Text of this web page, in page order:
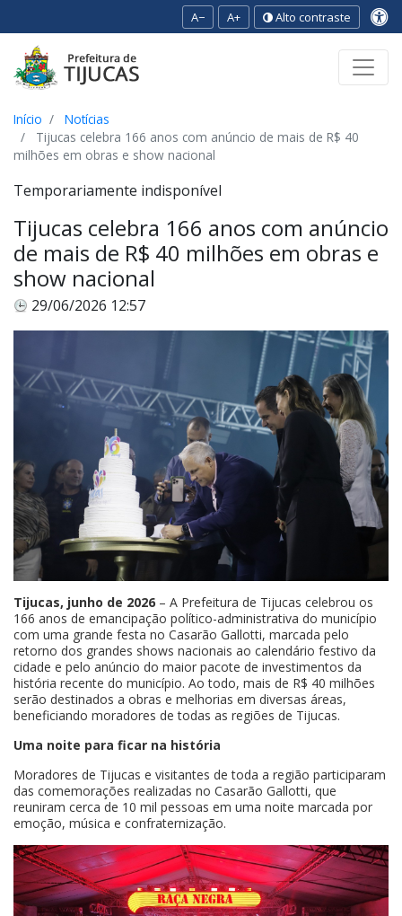
A− A+ Alto contraste
Início
Notícias
Tijucas celebra 166 anos com anúncio de mais de R$ 40
milhões em obras e show nacional
Temporariamente indisponível
Tijucas celebra 166 anos com anúncio
de mais de R$ 40 milhões em obras e
show nacional
29/06/2026 12:57
Tijucas, junho de 2026 – A Prefeitura de Tijucas celebrou os
166 anos de emancipação político-administrativa do município
com uma grande festa no Casarão Gallotti, marcada pelo
retorno dos grandes shows nacionais ao calendário festivo da
cidade e pelo anúncio do maior pacote de investimentos da
história recente do município. Ao todo, mais de R$ 40 milhões
serão destinados a obras e melhorias em diversas áreas,
beneficiando moradores de todas as regiões de Tijucas.
Uma noite para ficar na história
Moradores de Tijucas e visitantes de toda a região participaram
das comemorações realizadas no Casarão Gallotti, que
reuniram cerca de 10 mil pessoas em uma noite marcada por
emoção, música e confraternização.